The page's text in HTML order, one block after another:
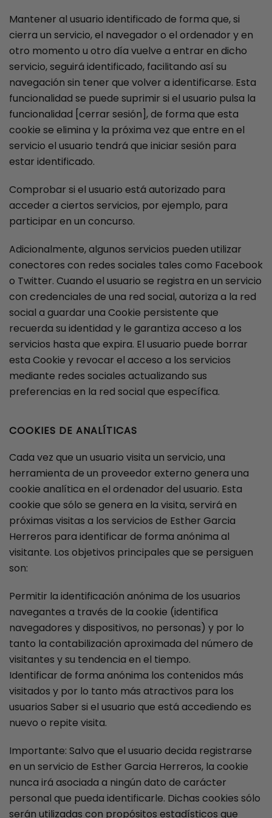
Mantener al usuario identificado de forma que, si
cierra un servicio, el navegador o el ordenador y en
otro momento u otro día vuelve a entrar en dicho
servicio, seguirá identificado, facilitando así su
navegación sin tener que volver a identificarse. Esta
funcionalidad se puede suprimir si el usuario pulsa la
funcionalidad [cerrar sesión], de forma que esta
cookie se elimina y la próxima vez que entre en el
servicio el usuario tendrá que iniciar sesión para
estar identificado.
Comprobar si el usuario está autorizado para
acceder a ciertos servicios, por ejemplo, para
participar en un concurso.
Adicionalmente, algunos servicios pueden utilizar
conectores con redes sociales tales como Facebook
o Twitter. Cuando el usuario se registra en un servicio
con credenciales de una red social, autoriza a la red
social a guardar una Cookie persistente que
recuerda su identidad y le garantiza acceso a los
servicios hasta que expira. El usuario puede borrar
esta Cookie y revocar el acceso a los servicios
mediante redes sociales actualizando sus
preferencias en la red social que específica.
COOKIES DE ANALÍTICAS
Cada vez que un usuario visita un servicio, una
herramienta de un proveedor externo genera una
cookie analítica en el ordenador del usuario. Esta
cookie que sólo se genera en la visita, servirá en
próximas visitas a los servicios de Esther Garcia
Herreros para identificar de forma anónima al
visitante. Los objetivos principales que se persiguen
son:
Permitir la identificación anónima de los usuarios
navegantes a través de la cookie (identifica
navegadores y dispositivos, no personas) y por lo
tanto la contabilización aproximada del número de
visitantes y su tendencia en el tiempo.
Identificar de forma anónima los contenidos más
visitados y por lo tanto más atractivos para los
usuarios Saber si el usuario que está accediendo es
nuevo o repite visita.
Importante: Salvo que el usuario decida registrarse
en un servicio de Esther Garcia Herreros, la cookie
nunca irá asociada a ningún dato de carácter
personal que pueda identificarle. Dichas cookies sólo
serán utilizadas con propósitos estadísticos que